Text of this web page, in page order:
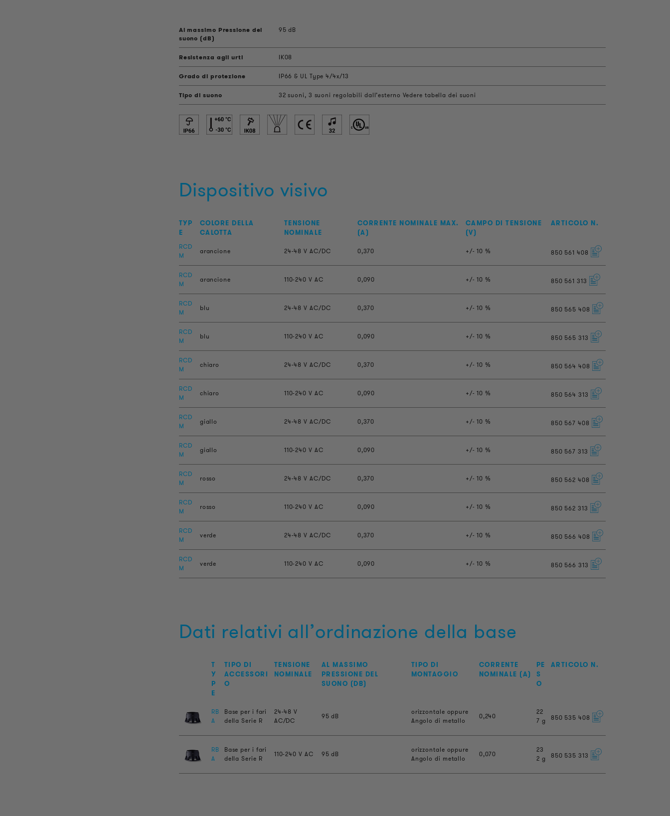
Al massimo Pressione del
suono (dB)
95 dB
Resistenza agli urti IK08
Grado di protezione IP66 & UL Type 4/4x/13
Tipo di suono 32 suoni, 3 suoni regolabili dall’esterno Vedere tabella dei suoni
Dispositivo visivo
TYP
E
COLORE DELLA
CALOTTA
TENSIONE
NOMINALE
CORRENTE NOMINALE MAX.
(A)
CAMPO DI TENSIONE
(V)
ARTICOLO N.
RCD
M
arancione 24-48 V AC/DC 0,370 +/- 10 % 850 561 408
RCD
M
arancione 110-240 V AC 0,090 +/- 10 % 850 561 313
RCD
M
blu 24-48 V AC/DC 0,370 +/- 10 % 850 565 408
RCD
M
blu 110-240 V AC 0,090 +/- 10 % 850 565 313
RCD
M
chiaro 24-48 V AC/DC 0,370 +/- 10 % 850 564 408
RCD
M
chiaro 110-240 V AC 0,090 +/- 10 % 850 564 313
RCD
M
giallo 24-48 V AC/DC 0,370 +/- 10 % 850 567 408
RCD
M
giallo 110-240 V AC 0,090 +/- 10 % 850 567 313
RCD
M
rosso 24-48 V AC/DC 0,370 +/- 10 % 850 562 408
RCD
M
rosso 110-240 V AC 0,090 +/- 10 % 850 562 313
RCD
M
verde 24-48 V AC/DC 0,370 +/- 10 % 850 566 408
RCD
M
verde 110-240 V AC 0,090 +/- 10 % 850 566 313
Dati relativi all’ordinazione della base
T
Y
P
E
TIPO DI
ACCESSORI
O
TENSIONE
NOMINALE
AL MASSIMO
PRESSIONE DEL
SUONO (DB)
TIPO DI
MONTAGGIO
CORRENTE
NOMINALE (A)
PE
S
O
ARTICOLO N.
RB
A
Base per i fari
della Serie R
24-48 V
AC/DC
95 dB
orizzontale oppure
Angolo di metallo
0,240
22
7 g
850 535 408
RB
A
Base per i fari
della Serie R
110-240 V AC 95 dB
orizzontale oppure
Angolo di metallo
0,070
23
2 g
850 535 313